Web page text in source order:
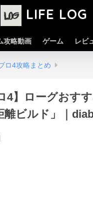
LIFE LOG
攻略動画 ゲーム レビ
ロ4攻略まとめ
4】ローグおす
離ビルド」｜